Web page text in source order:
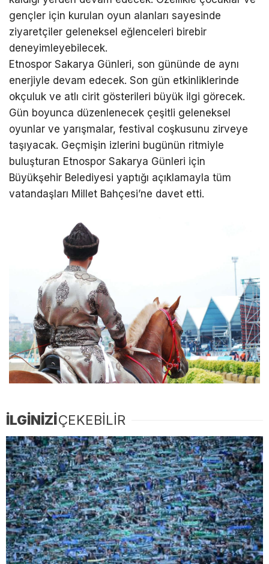
gençler için kurulan oyun alanları sayesinde
ziyaretçiler geleneksel eğlenceleri birebir
deneyimleyebilecek.
Etnospor Sakarya Günleri, son gününde de aynı
enerjiyle devam edecek. Son gün etkinliklerinde
okçuluk ve atlı cirit gösterileri büyük ilgi görecek.
Gün boyunca düzenlenecek çeşitli geleneksel
oyunlar ve yarışmalar, festival coşkusunu zirveye
taşıyacak. Geçmişin izlerini bugünün ritmiyle
buluşturan Etnospor Sakarya Günleri için
Büyükşehir Belediyesi yaptığı açıklamayla tüm
vatandaşları Millet Bahçesi’ne davet etti.
İLGİNİZİÇEKEBİLİR